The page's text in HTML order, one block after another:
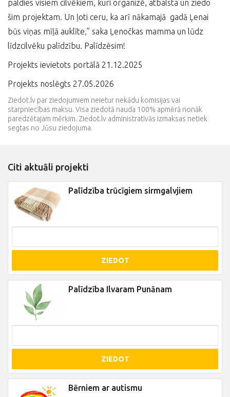
paldies visiem cilvēkiem, kuri organizē, atbalsta un ziedo
šim projektam. Un ļoti ceru, ka arī nākamajā gadā Ļenai
būs viņas mīļā auklīte,” saka Ļenočkas mamma un lūdz
līdzcilvēku palīdzību. Palīdzēsim!
Projekts ievietots portālā 21.12.2025
Projekts noslēgts 27.05.2026
Ziedot.lv par ziedojumiem neietur nekādu komisijas vai
starpniecības maksu. Visa ziedotā nauda 100% apmērā nonāk
paredzētajam mērķim. Ziedot.lv administratīvās izmaksas netiek
segtas no Jūsu ziedojuma.
Citi aktuāli projekti
Palīdzība trūcīgiem sirmgalvjiem
ZIEDOT
Palīdzība Ilvaram Punānam
ZIEDOT
Bērniem ar autismu